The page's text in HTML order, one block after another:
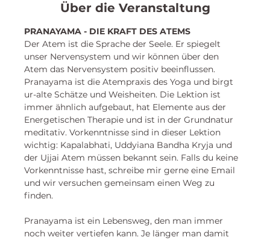
Über die Veranstaltung
PRANAYAMA - DIE KRAFT DES ATEMS
Der Atem ist die Sprache der Seele. Er spiegelt
unser Nervensystem und wir können über den
Atem das Nervensystem positiv beeinflussen.
Pranayama ist die Atempraxis des Yoga und birgt
ur-alte Schätze und Weisheiten. Die Lektion ist
immer ähnlich aufgebaut, hat Elemente aus der
Energetischen Therapie und ist in der Grundnatur
meditativ. Vorkenntnisse sind in dieser Lektion
wichtig: Kapalabhati, Uddyiana Bandha Kryja und
der Ujjai Atem müssen bekannt sein. Falls du keine
Vorkenntnisse hast, schreibe mir gerne eine Email
und wir versuchen gemeinsam einen Weg zu
finden.
Pranayama ist ein Lebensweg, den man immer
noch weiter vertiefen kann. Je länger man damit